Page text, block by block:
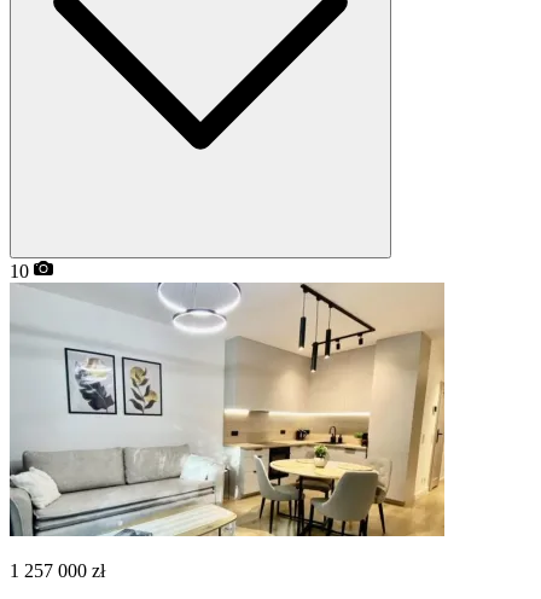
10
1 257 000 zł